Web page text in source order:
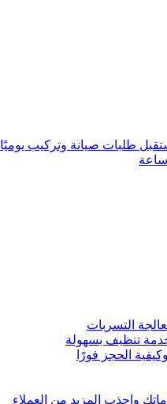
طلبات صيانة وتركيب يوميًا
التسربات
تنظيف بسهولة
الحجز فورًا
واجذب المزيد من العملاء